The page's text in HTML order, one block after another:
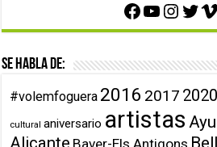
Facebook
YouTube
Se habla de:
#volemfoguera 2016 2017 2020
cultural aniversario artistas